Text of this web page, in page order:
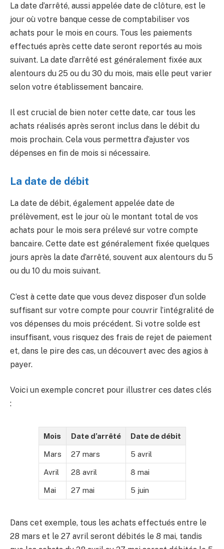
La date d’arrêté, aussi appelée date de clôture, est le
jour où votre banque cesse de comptabiliser vos
achats pour le mois en cours. Tous les paiements
effectués après cette date seront reportés au mois
suivant. La date d’arrêté est généralement fixée aux
alentours du 25 ou du 30 du mois, mais elle peut varier
selon votre établissement bancaire.
Il est crucial de bien noter cette date, car tous les
achats réalisés après seront inclus dans le débit du
mois prochain. Cela vous permettra d’ajuster vos
dépenses en fin de mois si nécessaire.
La date de débit
La date de débit, également appelée date de
prélèvement, est le jour où le montant total de vos
achats pour le mois sera prélevé sur votre compte
bancaire. Cette date est généralement fixée quelques
jours après la date d’arrêté, souvent aux alentours du 5
ou du 10 du mois suivant.
C’est à cette date que vous devez disposer d’un solde
suffisant sur votre compte pour couvrir l’intégralité de
vos dépenses du mois précédent. Si votre solde est
insuffisant, vous risquez des frais de rejet de paiement
et, dans le pire des cas, un découvert avec des agios à
payer.
Voici un exemple concret pour illustrer ces dates clés
:
Mois Date d’arrêté Date de débit
Mars 27 mars 5 avril
Avril 28 avril 8 mai
Mai 27 mai 5 juin
Dans cet exemple, tous les achats effectués entre le
28 mars et le 27 avril seront débités le 8 mai, tandis